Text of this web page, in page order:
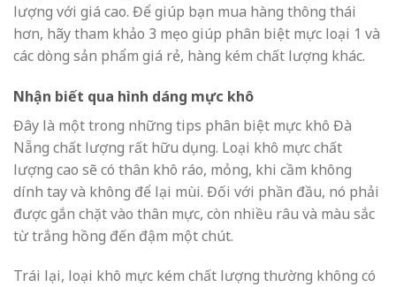
lượng với giá cao. Để giúp bạn mua hàng thông thái
hơn, hãy tham khảo 3 mẹo giúp phân biệt mực loại 1 và
các dòng sản phẩm giá rẻ, hàng kém chất lượng khác.
Nhận biết qua hình dáng mực khô
Đây là một trong những tips phân biệt mực khô Đà
Nẵng chất lượng rất hữu dụng. Loại khô mực chất
lượng cao sẽ có thân khô ráo, mỏng, khi cầm không
dính tay và không để lại mùi. Đối với phần đầu, nó phải
được gắn chặt vào thân mực, còn nhiều râu và màu sắc
từ trắng hồng đến đậm một chút.
Trái lại, loại khô mực kém chất lượng thường không có